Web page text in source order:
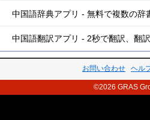
中国語辞典アプリ - 無料で複数の辞
中国語翻訳アプリ - 2秒で翻訳、翻
お問い合わせ ヘル
©2026 GRAS